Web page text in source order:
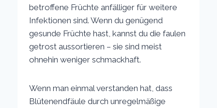
betroffene Früchte anfälliger für weitere
Infektionen sind. Wenn du genügend
gesunde Früchte hast, kannst du die faulen
getrost aussortieren – sie sind meist
ohnehin weniger schmackhaft.
Wenn man einmal verstanden hat, dass
Blütenendfäule durch unregelmäßige